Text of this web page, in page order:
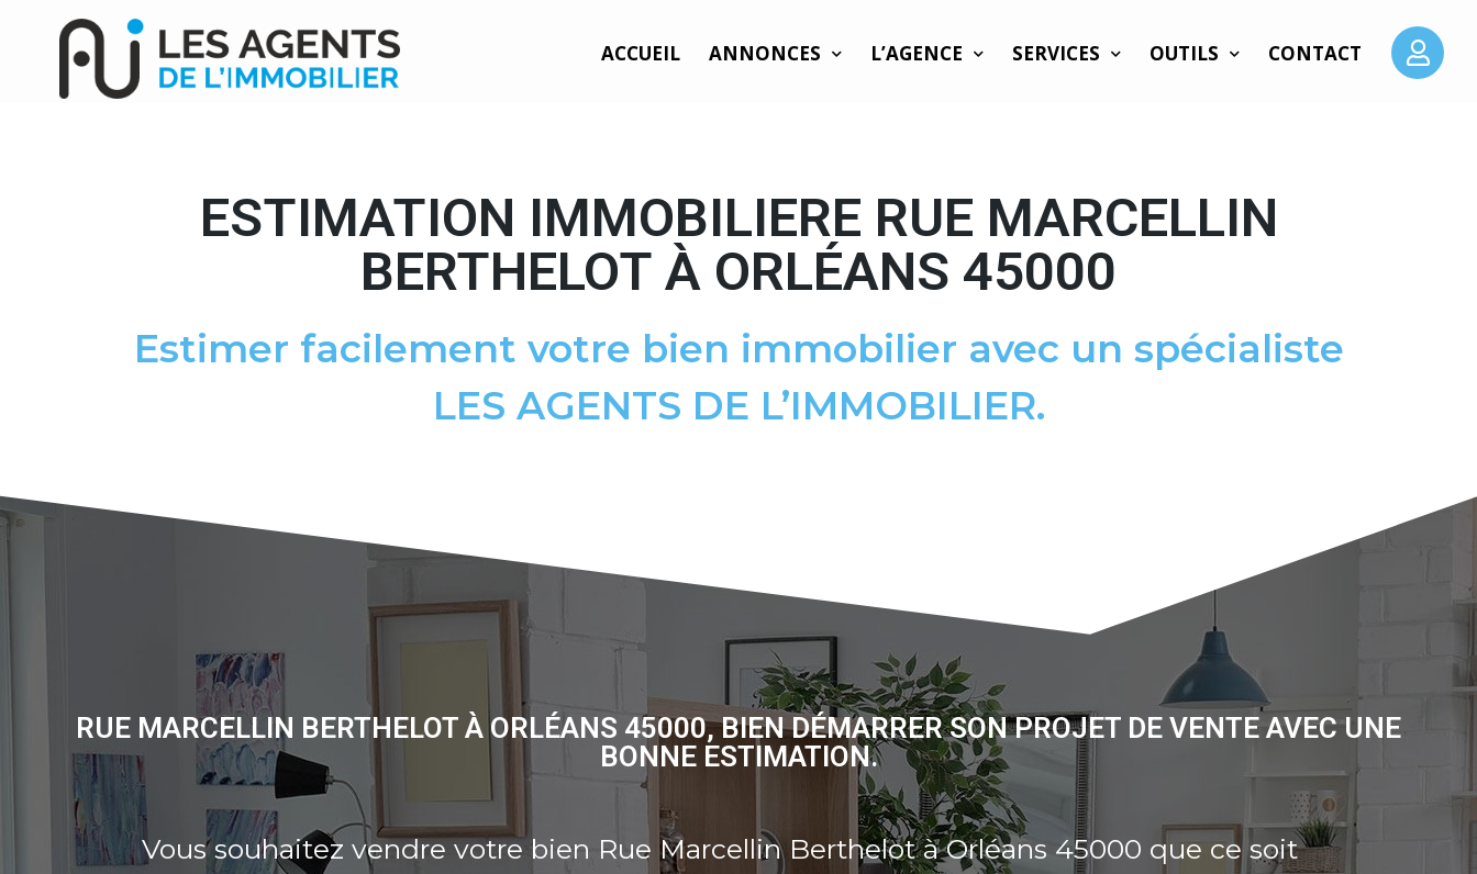
ACCUEIL ANNONCES L’AGENCE SERVICES OUTILS CONTACT
ESTIMATION IMMOBILIERE RUE MARCELLIN
BERTHELOT À ORLÉANS 45000
Estimer facilement votre bien immobilier avec un spécialiste
LES AGENTS DE L’IMMOBILIER.
RUE MARCELLIN BERTHELOT À ORLÉANS 45000, BIEN DÉMARRER SON PROJET DE VENTE AVEC UNE
BONNE ESTIMATION.
Vous souhaitez vendre votre bien Rue Marcellin Berthelot à Orléans 45000 que ce soit